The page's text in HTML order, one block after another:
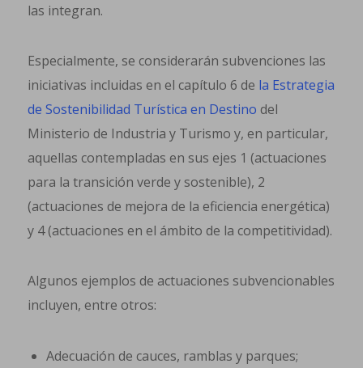
las integran.
Especialmente, se considerarán subvenciones las
iniciativas incluidas en el capítulo 6 de la Estrategia
de Sostenibilidad Turística en Destino del
Ministerio de Industria y Turismo y, en particular,
aquellas contempladas en sus ejes 1 (actuaciones
para la transición verde y sostenible), 2
(actuaciones de mejora de la eficiencia energética)
y 4 (actuaciones en el ámbito de la competitividad).
Algunos ejemplos de actuaciones subvencionables
incluyen, entre otros:
Adecuación de cauces, ramblas y parques;